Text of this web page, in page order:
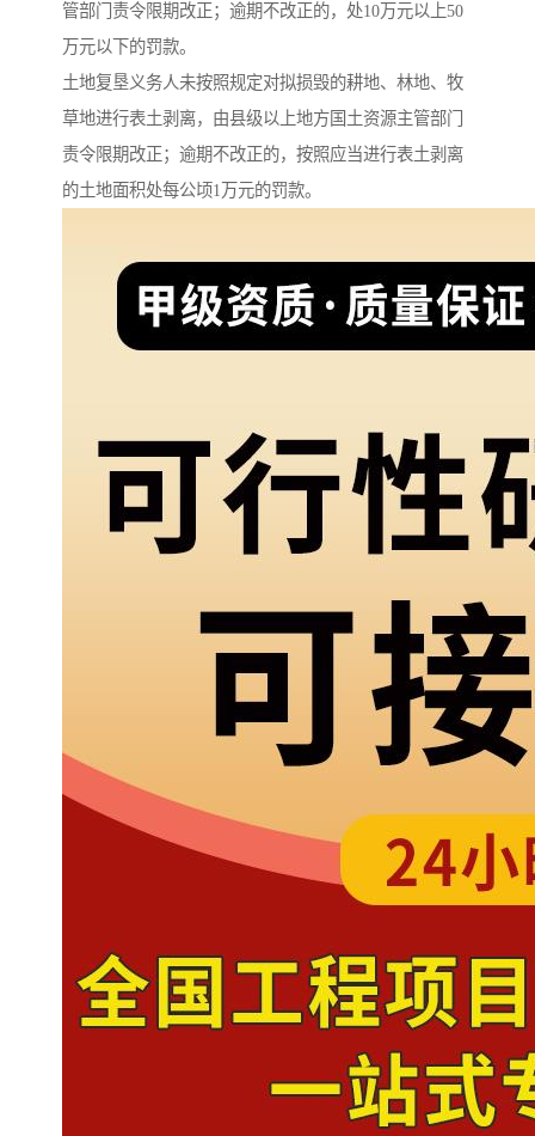
管部门责令限期改正；逾期不改正的，处10万元以上50
万元以下的罚款。
土地复垦义务人未按照规定对拟损毁的耕地、林地、牧
草地进行表土剥离，由县级以上地方国土资源主管部门
责令限期改正；逾期不改正的，按照应当进行表土剥离
的土地面积处每公顷1万元的罚款。